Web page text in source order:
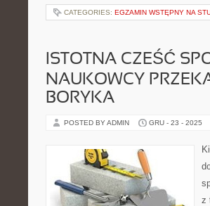
CATEGORIES: EGZAMIN WSTĘPNY NA
ISTOTNA CZEŚĆ
NAUKOWCY
BORYKA
POSTED BY ADMIN GRU - 23 - 2025
z